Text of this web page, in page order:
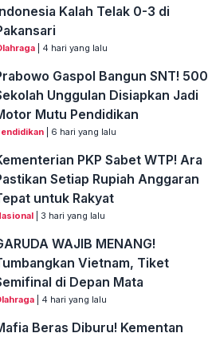
Kalah Telak 0-3 di
| 4 hari yang lalu
Gaspol Bangun SNT! 500
Unggulan Disiapkan Jadi
Mutu Pendidikan
| 6 hari yang lalu
PKP Sabet WTP! Ara
Setiap Rupiah Anggaran
untuk Rakyat
| 3 hari yang lalu
WAJIB MENANG!
Vietnam, Tiket
di Depan Mata
| 4 hari yang lalu
Beras Diburu! Kementan